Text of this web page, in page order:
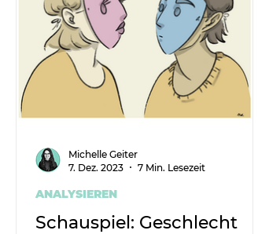
Schauspiel: Geschlecht
ANALYSIEREN
Michelle Geiter
7. Dez. 2023
7 Min. Lesezeit